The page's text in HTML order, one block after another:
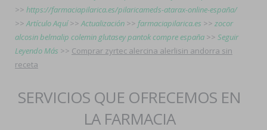
>> https://farmaciapilarica.es/pilaricameds-atarax-online-españa/
>>Artículo Aquí>>Actualización >> farmaciapilarica.es >> zocor
alcosin belmalip colemin glutasey pantok compre españa >> Seguir
Leyendo Más >> Comprar zyrtec alercina alerlisin andorra sin
receta
SERVICIOS QUE OFRECEMOS EN
LA FARMACIA